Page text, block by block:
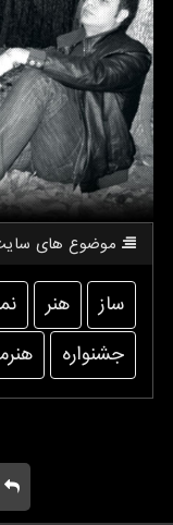
موضوع های
ساز هنر
جشنواره